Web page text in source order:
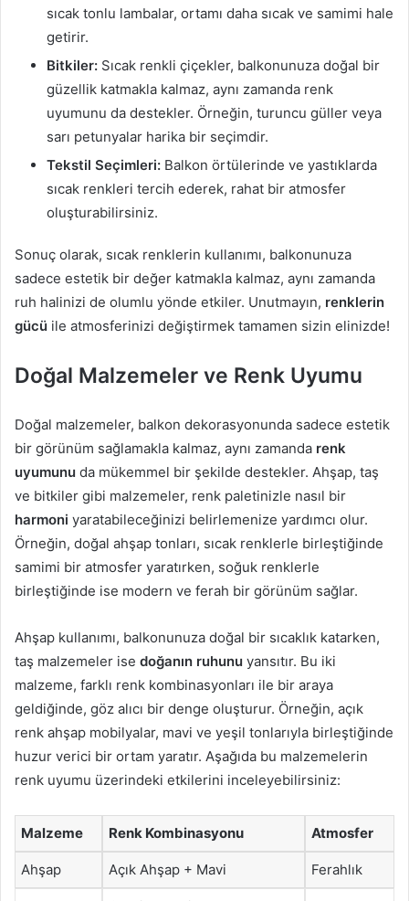
sıcak tonlu lambalar, ortamı daha sıcak ve samimi hale
getirir.
Bitkiler: Sıcak renkli çiçekler, balkonunuza doğal bir
güzellik katmakla kalmaz, aynı zamanda renk
uyumunu da destekler. Örneğin, turuncu güller veya
sarı petunyalar harika bir seçimdir.
Tekstil Seçimleri: Balkon örtülerinde ve yastıklarda
sıcak renkleri tercih ederek, rahat bir atmosfer
oluşturabilirsiniz.
Sonuç olarak, sıcak renklerin kullanımı, balkonunuza
sadece estetik bir değer katmakla kalmaz, aynı zamanda
ruh halinizi de olumlu yönde etkiler. Unutmayın, renklerin
gücü ile atmosferinizi değiştirmek tamamen sizin elinizde!
Doğal Malzemeler ve Renk Uyumu
Doğal malzemeler, balkon dekorasyonunda sadece estetik
bir görünüm sağlamakla kalmaz, aynı zamanda renk
uyumunu da mükemmel bir şekilde destekler. Ahşap, taş
ve bitkiler gibi malzemeler, renk paletinizle nasıl bir
harmoni yaratabileceğinizi belirlemenize yardımcı olur.
Örneğin, doğal ahşap tonları, sıcak renklerle birleştiğinde
samimi bir atmosfer yaratırken, soğuk renklerle
birleştiğinde ise modern ve ferah bir görünüm sağlar.
Ahşap kullanımı, balkonunuza doğal bir sıcaklık katarken,
taş malzemeler ise doğanın ruhunu yansıtır. Bu iki
malzeme, farklı renk kombinasyonları ile bir araya
geldiğinde, göz alıcı bir denge oluşturur. Örneğin, açık
renk ahşap mobilyalar, mavi ve yeşil tonlarıyla birleştiğinde
huzur verici bir ortam yaratır. Aşağıda bu malzemelerin
renk uyumu üzerindeki etkilerini inceleyebilirsiniz:
Malzeme Renk Kombinasyonu Atmosfer
Ahşap Açık Ahşap + Mavi Ferahlık